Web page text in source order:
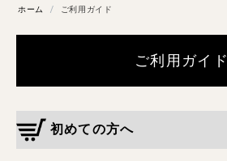
ホーム / ご利用ガイド
ご利用ガイド
初めての方へ